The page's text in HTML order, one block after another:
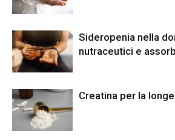
Sideropenia nella
nutraceutici e
Creatina per la